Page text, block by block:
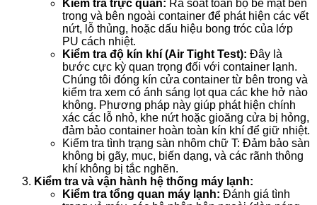
Kiểm tra trực quan: Rà soát toàn bộ bề mặt bên
trong và bên ngoài container để phát hiện các vết
nứt, lỗ thủng, hoặc dấu hiệu bong tróc của lớp
PU cách nhiệt.
Kiểm tra độ kín khí (Air Tight Test): Đây là
bước cực kỳ quan trọng đối với container lạnh.
Chúng tôi đóng kín cửa container từ bên trong và
kiểm tra xem có ánh sáng lọt qua các khe hở nào
không. Phương pháp này giúp phát hiện chính
xác các lỗ nhỏ, khe nứt hoặc gioăng cửa bị hỏng,
đảm bảo container hoàn toàn kín khí để giữ nhiệt.
Kiểm tra tình trạng sàn nhôm chữ T: Đảm bảo sàn
không bị gãy, mục, biến dạng, và các rãnh thông
khí không bị tắc nghẽn.
Kiểm tra và vận hành hệ thống máy lạnh:
Kiểm tra tổng quan máy lạnh: Đánh giá tình